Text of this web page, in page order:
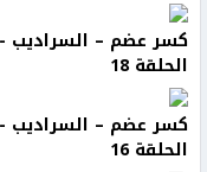
كسر عضم – السراديب -
الحلقة 18
كسر عضم – السراديب -
الحلقة 16